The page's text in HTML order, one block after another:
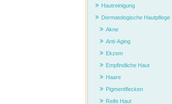
Hautreinigung
Dermatologische Hautpflege
Akne
Anti-Aging
Ekzem
Empfindliche Haut
Haare
Pigmentflecken
Reife Haut